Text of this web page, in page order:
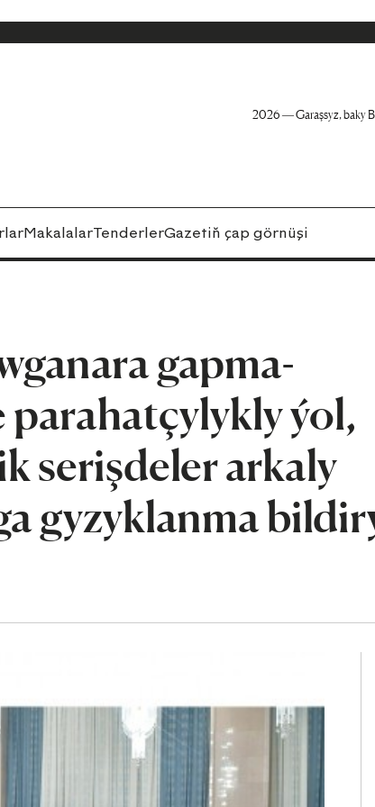
2026 — Garaşsyz, baky
MakalalarTenderlerGazetiň çap görnüşi
gapma-
ýol,
serişdeler arkaly
gyzyklanma